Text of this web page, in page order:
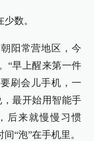
数。
阳常营地区，今
“早上醒来第一件
刷会儿手机，一
最开始用智能手
后来就慢慢习惯
“泡”在手机里。